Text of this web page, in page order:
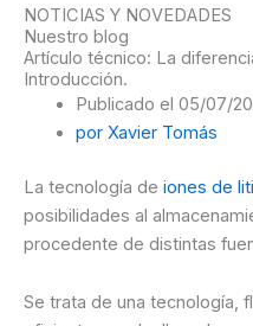
NOTICIAS Y NOVEDADES
Nuestro blog
Artículo técnico: La
Introducción.
Publicado el 05/07/
por Xavier Tomás
La tecnología de iones de
posibilidades al
procedente de distintas
Se trata de una tecnología,